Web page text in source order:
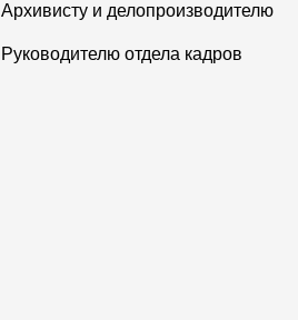
Архивисту и делопроизводителю
Руководителю отдела кадров